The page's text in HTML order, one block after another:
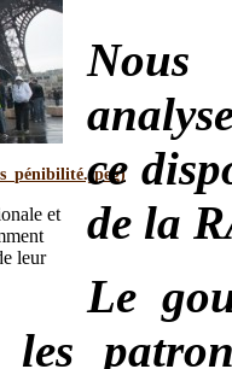
et
leur
Nous
ce
de la
Le